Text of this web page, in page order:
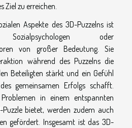
Ziel zu erreichen.
Aspekte des 3D-Puzzelns ist
oder
von großer Bedeutung. Sie
während des Puzzelns die
Beteiligten stärkt und ein Gefühl
gemeinsamen Erfolgs schafft.
in einem entspannten
bietet, werden zudem auch
gefördert. Insgesamt ist das 3D-